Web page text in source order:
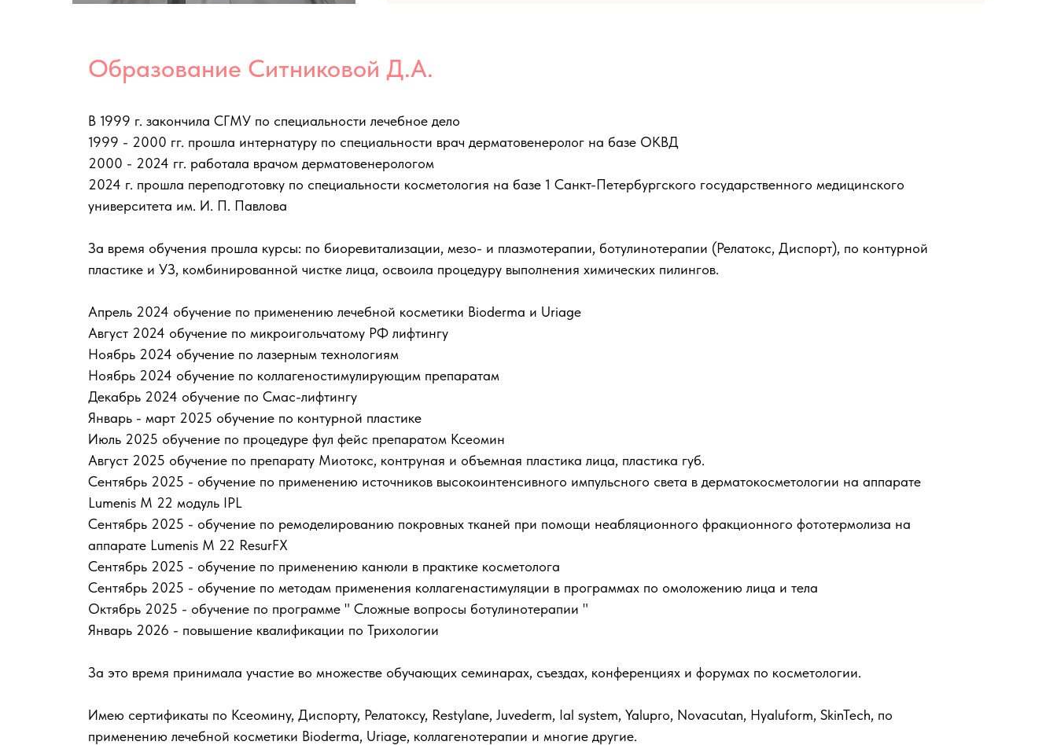
Образование Ситниковой Д.А.
В 1999 г. закончила СГМУ по специальности лечебное дело
1999 - 2000 гг. прошла интернатуру по специальности врач дерматовенеролог на базе ОКВД
2000 - 2024 гг. работала врачом дерматовенерологом
2024 г. прошла переподготовку по специальности косметология на базе 1 Санкт-Петербургского государственного медицинского
университета им. И. П. Павлова
За время обучения прошла курсы: по биоревитализации, мезо- и плазмотерапии, ботулинотерапии (Релатокс, Диспорт), по контурной
пластике и УЗ, комбинированной чистке лица, освоила процедуру выполнения химических пилингов.
Апрель 2024 обучение по применению лечебной косметики Bioderma и Uriage
Август 2024 обучение по микроигольчатому РФ лифтингу
Ноябрь 2024 обучение по лазерным технологиям
Ноябрь 2024 обучение по коллагеностимулирующим препаратам
Декабрь 2024 обучение по Смас-лифтингу
Январь - март 2025 обучение по контурной пластике
Июль 2025 обучение по процедуре фул фейс препаратом Ксеомин
Август 2025 обучение по препарату Миотокс, контруная и объемная пластика лица, пластика губ.
Сентябрь 2025 - обучение по применению источников высокоинтенсивного импульсного света в дерматокосметологии на аппарате
Lumenis M 22 модуль IPL
Сентябрь 2025 - обучение по ремоделированию покровных тканей при помощи неабляционного фракционного фототермолиза на
аппарате Lumenis M 22 ResurFX
Сентябрь 2025 - обучение по применению канюли в практике косметолога
Сентябрь 2025 - обучение по методам применения коллагенастимуляции в программах по омоложению лица и тела
Октябрь 2025 - обучение по программе " Сложные вопросы ботулинотерапии "
Январь 2026 - повышение квалификации по Трихологии
За это время принимала участие во множестве обучающих семинарах, съездах, конференциях и форумах по косметологии.
Имею сертификаты по Ксеомину, Диспорту, Релатоксу, Restylane, Juvederm, Ial system, Yalupro, Novacutan, Hyaluform, SkinTech, по
применению лечебной косметики Bioderma, Uriage, коллагенотерапии и многие другие.